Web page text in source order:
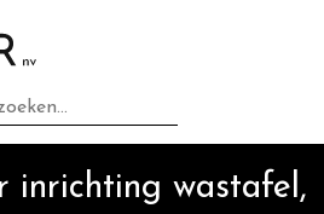
toepassingen :
en Keuken ?
inrichting wastafel,